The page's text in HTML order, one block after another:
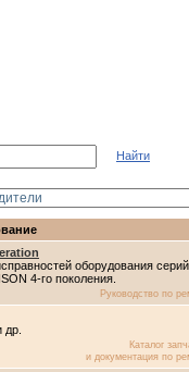
Найти
оборудования серий
4-го поколения.
Руководство по
др.
Каталог
и документация по